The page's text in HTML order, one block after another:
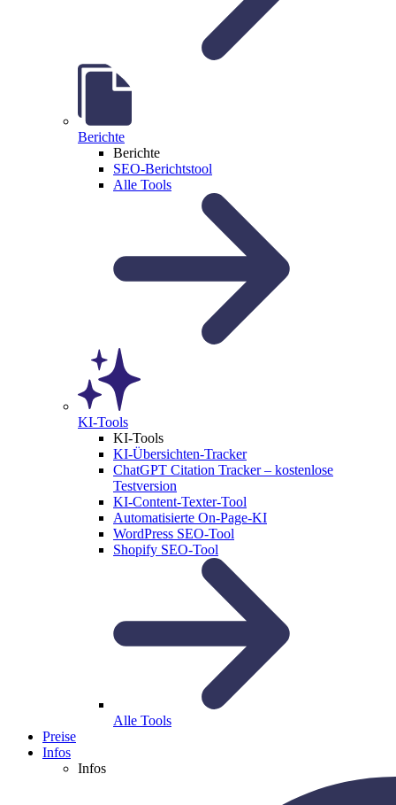
Berichte
Berichte
SEO-Berichtstool
Alle Tools
KI-Tools
KI-Tools
KI-Übersichten-Tracker
ChatGPT Citation Tracker – kostenlose
Testversion
KI-Content-Texter-Tool
Automatisierte On-Page-KI
WordPress SEO-Tool
Shopify SEO-Tool
Alle Tools
Preise
Infos
Infos